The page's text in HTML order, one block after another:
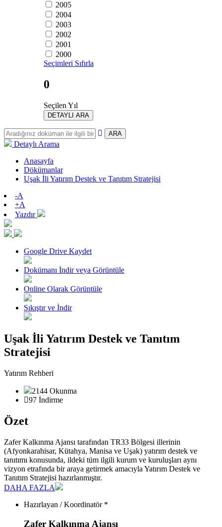
2005
2004
2003
2002
2001
2000
Seçimleri Sıfırla
0
Seçilen Yıl
DETAYLI ARA
ARA
Detaylı Arama
Anasayfa
Dökümanlar
Uşak İli Yatırım Destek ve Tanıtım Stratejisi
-A
+A
Yazdır
Google Drive Kaydet
Dokümanı İndir veya Görüntüle
Online Olarak Görüntüle
Sıkıştır ve İndir
Uşak İli Yatırım Destek ve Tanıtım
Stratejisi
Yatırım Rehberi
2144 Okunma
97 İndirme
Özet
Zafer Kalkınma Ajansı tarafından TR33 Bölgesi illerinin
(Afyonkarahisar, Kütahya, Manisa ve Uşak) yatırım destek ve
tanıtımı konusunda, ildeki tüm ilgili kurum ve kuruluşları aynı
vizyon etrafında bir araya getirmek amacıyla Yatırım Destek ve
Tanıtım Stratejisi hazırlanmıştır.
DAHA FAZLA
Hazırlayan / Koordinatör *
Zafer Kalkınma Ajansı